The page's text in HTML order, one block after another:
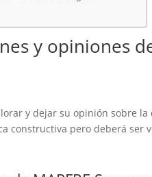
y opiniones
y dejar su opinión sobre la
constructiva pero deberá ser